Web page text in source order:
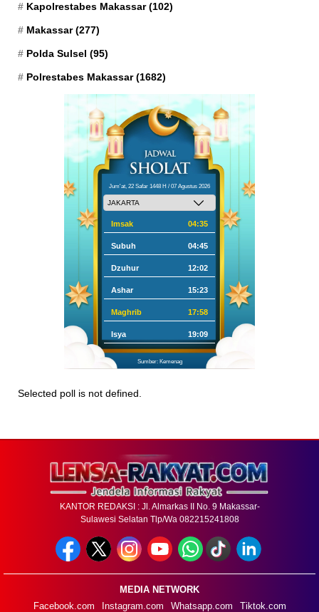
Kapolrestabes Makassar(102)
Makassar(277)
Polda Sulsel (95)
Polrestabes Makassar(1682)
Jum'at, 22 Safar 1448 H / 07 Agustus 2026
Imsak 04:35
Subuh 04:45
Dzuhur 12:02
Ashar 15:23
Maghrib 17:58
Isya 19:09
Sumber: Kemenag
Selected poll is not defined.
KANTOR REDAKSI : Jl. Almarkas II No. 9 Makassar-
Sulawesi Selatan Tlp/Wa 082215241808
MEDIA NETWORK
Facebook.com
Instagram.com Whatsapp.com Tiktok.com